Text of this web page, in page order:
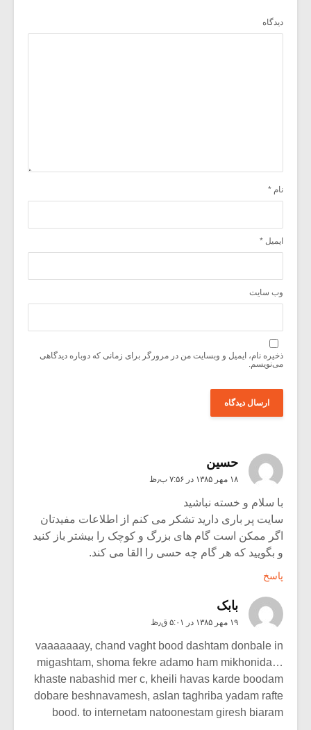
دیدگاه
نام *
ایمیل *
وب‌ سایت
ذخیره نام، ایمیل و وبسایت من در مرورگر برای زمانی که دوباره دیدگاهی
می‌نویسم.
حسين
۱۸ مهر ۱۳۸۵ در ۷:۵۶ ب٫ظ
با سلام و خسته نباشید
سایت پر باری دارید تشکر می کنم از اطلاعات مفیدتان
اگر ممکن است گام های بزرگ و کوچک را بیشتر باز کنید
و بگویید که هر گام چه حسی را القا می کند.
پاسخ
بابک
۱۹ مهر ۱۳۸۵ در ۵:۰۱ ق٫ظ
vaaaaaaay, chand vaght bood dashtam donbale in
migashtam, shoma fekre adamo ham mikhonida…
khaste nabashid mer c, kheili havas karde boodam
dobare beshnavamesh, aslan taghriba yadam rafte
bood. to internetam natoonestam giresh biaram